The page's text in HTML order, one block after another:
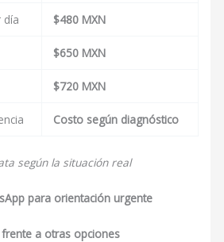
día $480 MXN
$650 MXN
$720 MXN
Costo según diagnóstico
según la situación real
para orientación urgente
a otras opciones